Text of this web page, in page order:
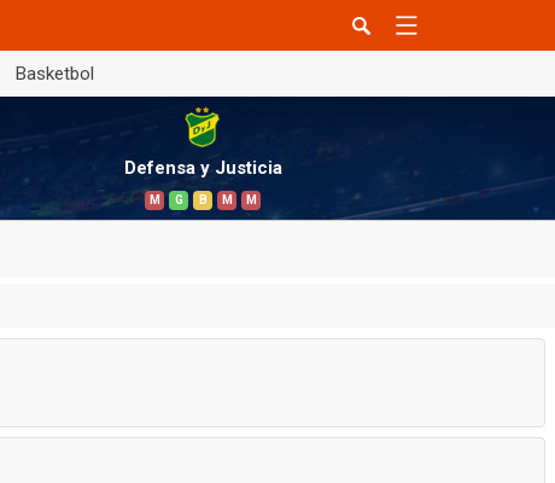
Basketbol
Defensa y Justicia
M G B M M